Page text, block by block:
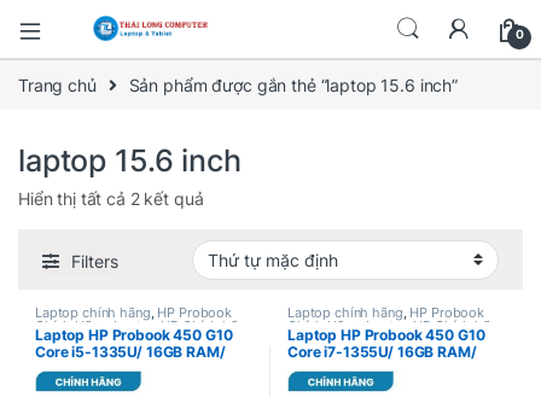
0
Trang chủ Sản phẩm được gắn thẻ “laptop 15.6 inch”
laptop 15.6 inch
Hiển thị tất cả 2 kết quả
Filters
Laptop chính hãng, HP Probook
Chính Hãng ,Laptop HP Chính hãng
Laptop HP Probook 450 G10
Core i5-1335U/ 16GB RAM/
512G SSD/15.6″ FHD/ Win 11
Home/ BẠC/ – New Chính Hãng
Laptop chính hãng, HP Probook
Chính Hãng ,Laptop HP Chính hãng
Laptop HP Probook 450 G10
Core i7-1355U/ 16GB RAM/
512G SSD/15.6″ FHD/ Win 11
Home/ BẠC/ – New Chính Hãng